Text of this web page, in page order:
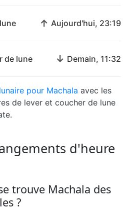
↑ Aujourd'hui, 23:19
de lune ↓ Demain, 11:32
pour Machala avec les
de lever et coucher de lune
d'heure
trouve Machala des
?